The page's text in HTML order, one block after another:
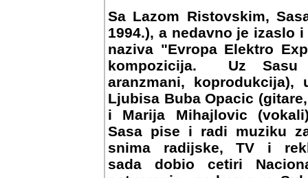
Sa Lazom Ristovskim,
1994.), a nedavno je izaslo
naziva "Evropa Elektro
kompozicija. Uz Sasu
aranzmani,
Ljubisa Buba Opacic
i Marija Mihajlovic
Sasa pise i radi muziku
snima radijske, TV i
sada dobio cetiri